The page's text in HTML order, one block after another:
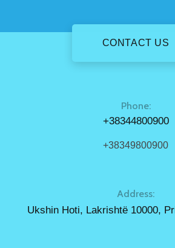
CONTACT US
Phone:
+38344800900
+38349800900
Address:
Ukshin Hoti, Lakrishtë 10000,